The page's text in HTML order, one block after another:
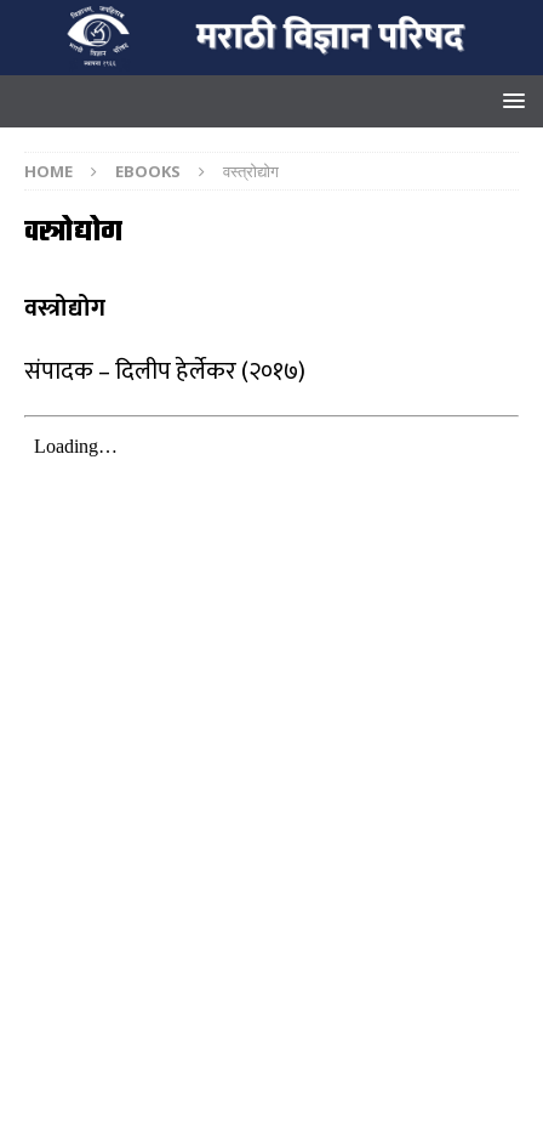
HOME EBOOKS वस्त्रोद्योग
वस्त्रोद्योग
वस्त्रोद्योग
संपादक – दिलीप हेर्लेकर (२०१७)